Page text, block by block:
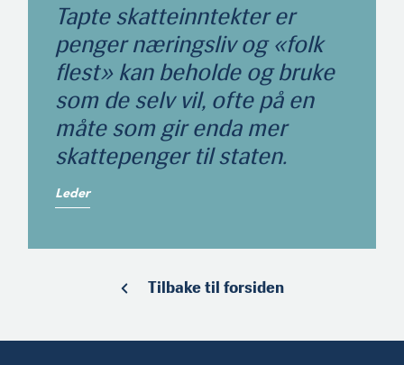
Tapte skatteinntekter er
penger næringsliv og «folk
flest» kan beholde og bruke
som de selv vil, ofte på en
måte som gir enda mer
skattepenger til staten.
Leder
Tilbake til forsiden